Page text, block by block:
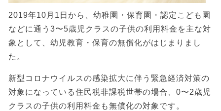
2019年10月1日から、幼稚園・保育園・認定こども園
などに通う3〜5歳児クラスの子供の利用料金を主な対
象として、幼児教育・保育の無償化がはじまりまし
た。
新型コロナウイルスの感染拡大に伴う緊急経済対策の
対象になっている住民税非課税世帯の場合、0〜2歳児
クラスの子供の利用料金も無償化の対象です。